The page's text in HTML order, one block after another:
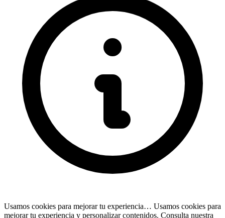
Usamos cookies para mejorar tu experiencia… Usamos cookies para
mejorar tu experiencia y personalizar contenidos. Consulta nuestra